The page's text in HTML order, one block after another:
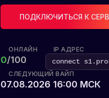
ПОДКЛЮЧИТЬСЯ К
ОНЛАЙН
0/100
IP АДРЕС
connect
СЛЕДУЮЩИЙ ВАЙП
07.08.2026 16:00 МСК